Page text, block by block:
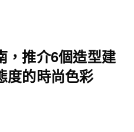
，推介6個造型建
度的時尚色彩